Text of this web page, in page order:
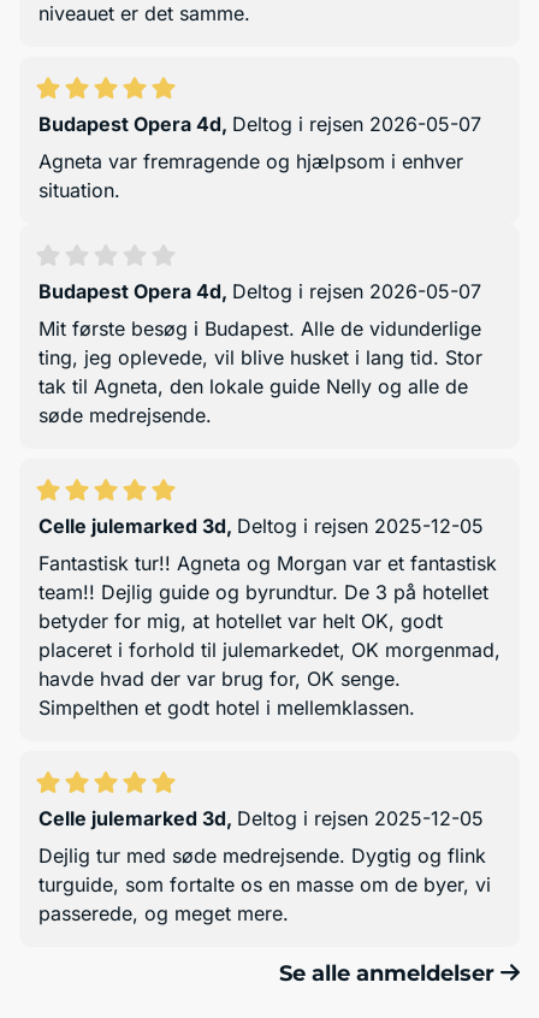
niveauet er det samme.
Budapest Opera 4d, Deltog i rejsen 2026-05-07
Agneta var fremragende og hjælpsom i enhver
situation.
Budapest Opera 4d, Deltog i rejsen 2026-05-07
Mit første besøg i Budapest. Alle de vidunderlige
ting, jeg oplevede, vil blive husket i lang tid. Stor
tak til Agneta, den lokale guide Nelly og alle de
søde medrejsende.
Celle julemarked 3d, Deltog i rejsen 2025-12-05
Fantastisk tur!! Agneta og Morgan var et fantastisk
team!! Dejlig guide og byrundtur. De 3 på hotellet
betyder for mig, at hotellet var helt OK, godt
placeret i forhold til julemarkedet, OK morgenmad,
havde hvad der var brug for, OK senge.
Simpelthen et godt hotel i mellemklassen.
Celle julemarked 3d, Deltog i rejsen 2025-12-05
Dejlig tur med søde medrejsende. Dygtig og flink
turguide, som fortalte os en masse om de byer, vi
passerede, og meget mere.
Se alle anmeldelser